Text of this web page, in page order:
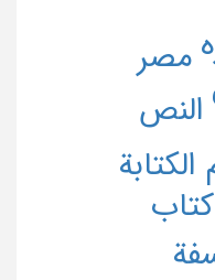
النص
الکتابة
مصر
کتاب